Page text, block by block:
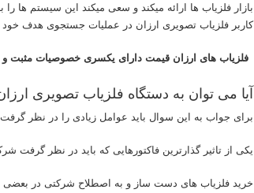
بازار فلزیاب ها ارائه میکند و سعی میکند این سیستم ها را
کاربر فلزیاب تصویری ارزان در عملیات جستجوی هدف خود
فلزیاب های ارزان قیمت دارای یکسری خصوصیات مثبت
آیا می توان به دستگاه فلزیاب تصویری
برای جواب به این سوال باید عوامل زیادی را در نظر
یکی از تاثیر گذارترین فاکتورهایی که باید در نظر گرفت
خرید فلزیاب های دست ساز و به اصطلاح شرکتی در بعضی